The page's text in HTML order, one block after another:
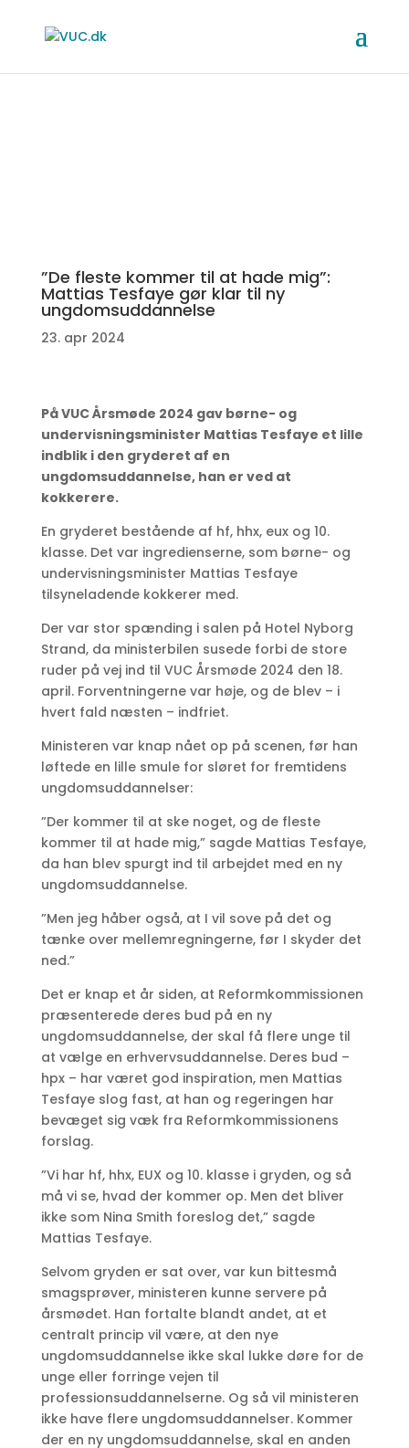
”De fleste kommer til at hade mig”:
Mattias Tesfaye gør klar til ny
ungdomsuddannelse
23. apr 2024
På VUC Årsmøde 2024 gav børne- og
undervisningsminister Mattias Tesfaye et lille
indblik i den gryderet af en
ungdomsuddannelse, han er ved at
kokkerere.
En gryderet bestående af hf, hhx, eux og 10.
klasse. Det var ingredienserne, som børne- og
undervisningsminister Mattias Tesfaye
tilsyneladende kokkerer med.
Der var stor spænding i salen på Hotel Nyborg
Strand, da ministerbilen susede forbi de store
ruder på vej ind til VUC Årsmøde 2024 den 18.
april. Forventningerne var høje, og de blev – i
hvert fald næsten – indfriet.
Ministeren var knap nået op på scenen, før han
løftede en lille smule for sløret for fremtidens
ungdomsuddannelser:
”Der kommer til at ske noget, og de fleste
kommer til at hade mig,” sagde Mattias Tesfaye,
da han blev spurgt ind til arbejdet med en ny
ungdomsuddannelse.
”Men jeg håber også, at I vil sove på det og
tænke over mellemregningerne, før I skyder det
ned.”
Det er knap et år siden, at Reformkommissionen
præsenterede deres bud på en ny
ungdomsuddannelse, der skal få flere unge til
at vælge en erhvervsuddannelse. Deres bud –
hpx – har været god inspiration, men Mattias
Tesfaye slog fast, at han og regeringen har
bevæget sig væk fra Reformkommissionens
forslag.
”Vi har hf, hhx, EUX og 10. klasse i gryden, og så
må vi se, hvad der kommer op. Men det bliver
ikke som Nina Smith foreslog det,” sagde
Mattias Tesfaye.
Selvom gryden er sat over, var kun bittesmå
smagsprøver, ministeren kunne servere på
årsmødet. Han fortalte blandt andet, at et
centralt princip vil være, at den nye
ungdomsuddannelse ikke skal lukke døre for de
unge eller forringe vejen til
professionsuddannelserne. Og så vil ministeren
ikke have flere ungdomsuddannelser. Kommer
der en ny ungdomsuddannelse, skal en anden